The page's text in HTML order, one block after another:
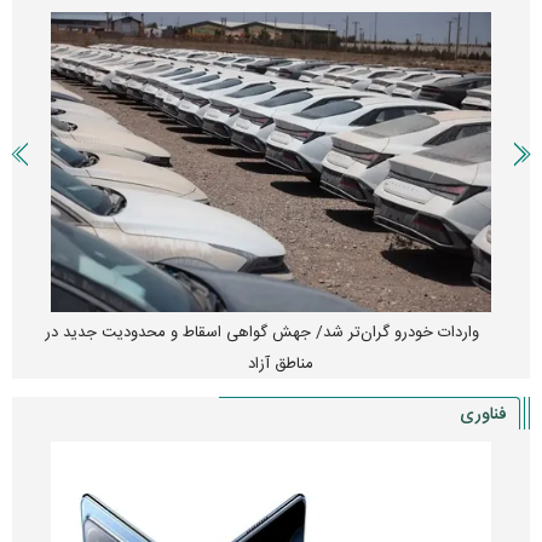
واردات خودرو گران‌تر شد/ جهش گواهی اسقاط و محدودیت جدید در
مناطق آزاد
فناوری